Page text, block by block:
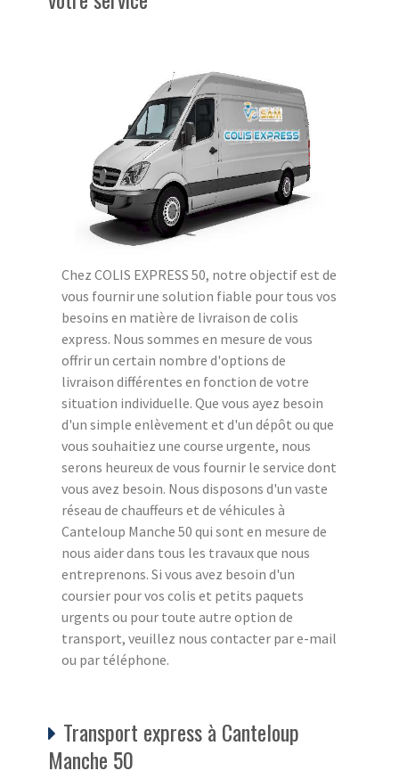
Chez COLIS EXPRESS 50, notre objectif est de
vous fournir une solution fiable pour tous vos
besoins en matière de livraison de colis
express. Nous sommes en mesure de vous
offrir un certain nombre d'options de
livraison différentes en fonction de votre
situation individuelle. Que vous ayez besoin
d'un simple enlèvement et d'un dépôt ou que
vous souhaitiez une course urgente, nous
serons heureux de vous fournir le service dont
vous avez besoin. Nous disposons d'un vaste
réseau de chauffeurs et de véhicules à
Canteloup Manche 50 qui sont en mesure de
nous aider dans tous les travaux que nous
entreprenons. Si vous avez besoin d'un
coursier pour vos colis et petits paquets
urgents ou pour toute autre option de
transport, veuillez nous contacter par e-mail
ou par téléphone.
Transport express à Canteloup
Manche 50